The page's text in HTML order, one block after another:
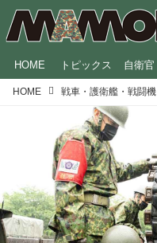
HOME トピックス 自衛官
HOME 戦車・護衛艦・戦闘機